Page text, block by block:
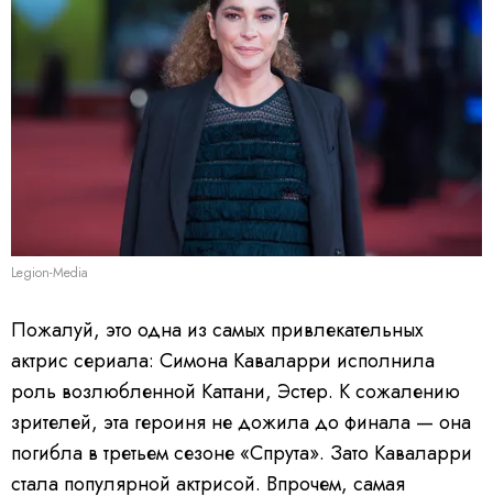
Legion-Media
Пожалуй, это одна из самых привлекательных
актрис сериала: Симона Каваларри исполнила
роль возлюбленной Каттани, Эстер. К сожалению
зрителей, эта героиня не дожила до финала — она
погибла в третьем сезоне «Спрута». Зато Каваларри
стала популярной актрисой. Впрочем, самая